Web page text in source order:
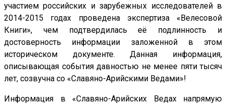
участием российских и зарубежных исследователей в
2014-2015 годах проведена экспертиза «Велесовой
Книги», чем подтвердилась её подлинность и
достоверность информации заложенной в этом
историческом документе. Данная информация,
описывающая события давностью не менее пяти тысяч
лет, созвучна со «Славяно-Арийскими Ведами»!
Информация в «Славяно-Арийских Ведах напрямую